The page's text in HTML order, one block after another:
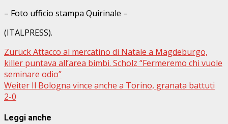
– Foto ufficio stampa Quirinale –
(ITALPRESS).
Beitragsnavigation
ZurückAttacco al mercatino di Natale a Magdeburgo,
killer puntava all’area bimbi. Scholz “Fermeremo chi vuole
seminare odio”
Weiter Il Bologna vince anche a Torino, granata battuti
2-0
Leggi anche